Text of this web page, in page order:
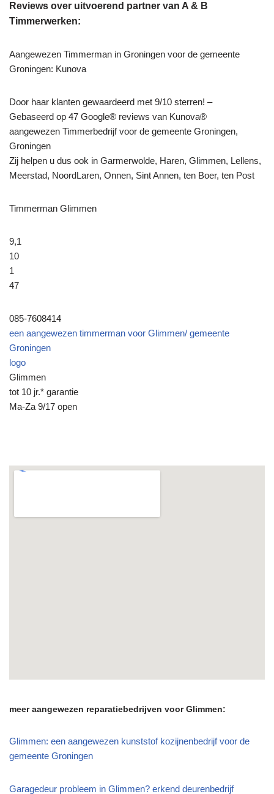
Reviews over uitvoerend partner van A & B
Timmerwerken:
Aangewezen Timmerman in Groningen voor de gemeente
Groningen: Kunova
Door haar klanten gewaardeerd met 9/10 sterren! –
Gebaseerd op 47 Google® reviews van Kunova®
aangewezen Timmerbedrijf voor de gemeente Groningen,
Groningen
Zij helpen u dus ook in Garmerwolde, Haren, Glimmen, Lellens,
Meerstad, NoordLaren, Onnen, Sint Annen, ten Boer, ten Post
Timmerman Glimmen
9,1
10
1
47
085-7608414
een aangewezen timmerman voor Glimmen/ gemeente
Groningen
logo
Glimmen
tot 10 jr.* garantie
Ma-Za 9/17 open
meer aangewezen reparatiebedrijven voor Glimmen:
Glimmen: een aangewezen kunststof kozijnenbedrijf voor de
gemeente Groningen
Garagedeur probleem in Glimmen? erkend deurenbedrijf